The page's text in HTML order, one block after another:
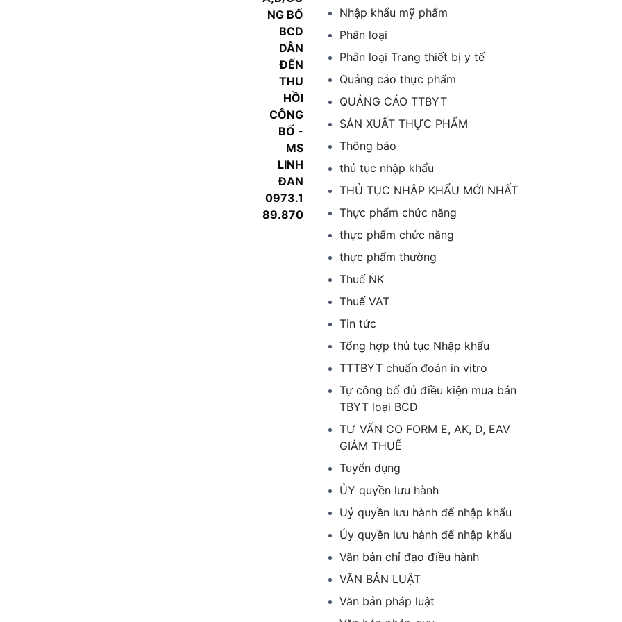
Nhập khẩu mỹ phẩm
Phân loại
Phân loại Trang thiết bị y tế
Quảng cáo thực phẩm
QUẢNG CÁO TTBYT
SẢN XUẤT THỰC PHẨM
Thông báo
thủ tục nhập khẩu
THỦ TỤC NHẬP KHẨU MỚI NHẤT
Thực phẩm chức năng
thực phẩm chức năng
thực phẩm thường
Thuế NK
Thuế VAT
Tin tức
Tổng hợp thủ tục Nhập khẩu
TTTBYT chuẩn đoán in vitro
Tự công bố đủ điều kiện mua bán
TBYT loại BCD
TƯ VẤN CO FORM E, AK, D, EAV
GIẢM THUẾ
Tuyển dụng
ỦY quyền lưu hành
Uỷ quyền lưu hành để nhập khẩu
Ủy quyền lưu hành để nhập khẩu
Văn bản chỉ đạo điều hành
VĂN BẢN LUẬT
Văn bản pháp luật